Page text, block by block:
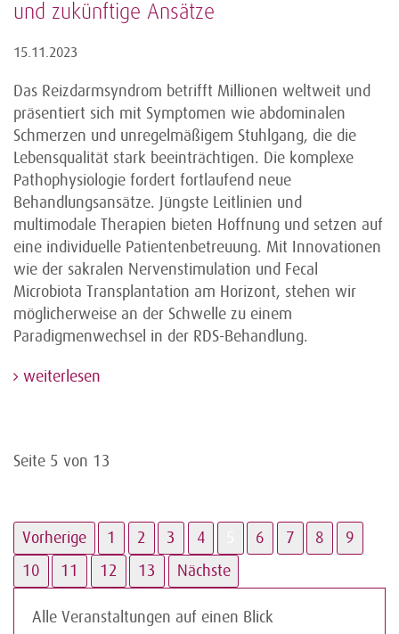
und zukünftige Ansätze
15.11.2023
Das Reizdarmsyndrom betrifft Millionen weltweit und
präsentiert sich mit Symptomen wie abdominalen
Schmerzen und unregelmäßigem Stuhlgang, die die
Lebensqualität stark beeinträchtigen. Die komplexe
Pathophysiologie fordert fortlaufend neue
Behandlungsansätze. Jüngste Leitlinien und
multimodale Therapien bieten Hoffnung und setzen auf
eine individuelle Patientenbetreuung. Mit Innovationen
wie der sakralen Nervenstimulation und Fecal
Microbiota Transplantation am Horizont, stehen wir
möglicherweise an der Schwelle zu einem
Paradigmenwechsel in der RDS-Behandlung.
weiterlesen
Seite 5 von 13
Vorherige 1 2 3 4 6 7 8
9
10
11 12 13 Nächste
Alle Veranstaltungen auf einen Blick